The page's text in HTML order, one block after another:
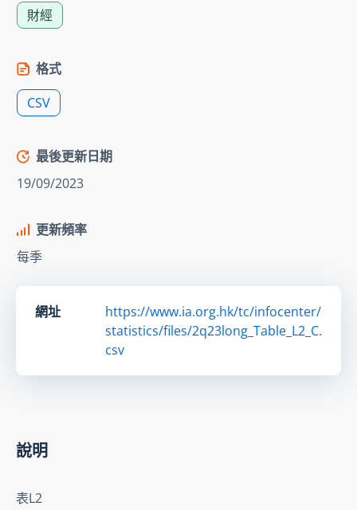
財經
格式
CSV
最後更新日期
19/09/2023
更新頻率
每季
網址
https://www.ia.org.hk/tc/infocenter/
statistics/files/2q23long_Table_L2_C.
csv
說明
表L2